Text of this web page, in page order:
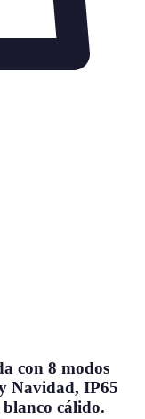
con 8 modos
Navidad, IP65
cálido.